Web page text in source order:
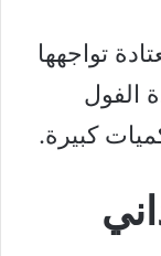
تواجهها
الفول
كبيرة.